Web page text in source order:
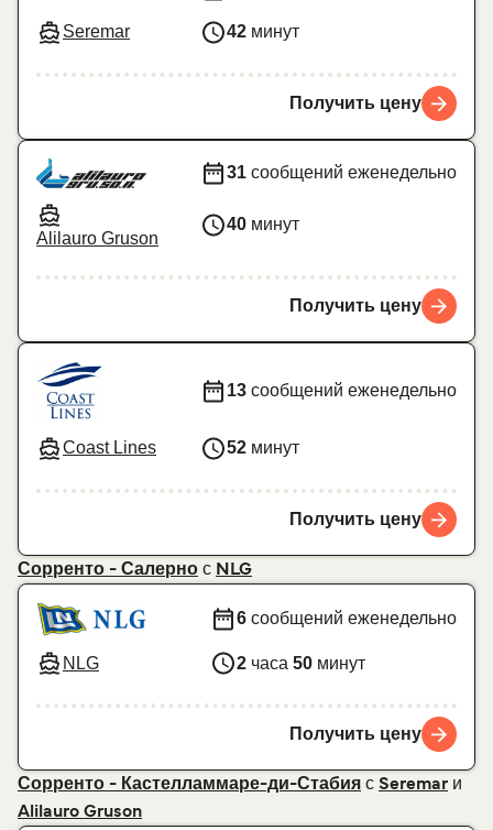
Seremar 42 минут
Получить цену
Alilauro Gruson
31 сообщений еженедельно
40 минут
Получить цену
Coast Lines
13 сообщений еженедельно
52 минут
Получить цену
Сорренто - Салерно с NLG
NLG
6 сообщений еженедельно
2 часа 50 минут
Получить цену
Сорренто - Кастелламмаре-ди-Стабия с Seremar и
Alilauro Gruson